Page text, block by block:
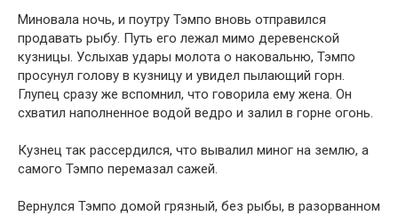
Миновала ночь, и поутру Тэмпо вновь отправился
продавать рыбу. Путь его лежал мимо деревенской
кузницы. Услыхав удары молота о наковальню, Тэмпо
просунул голову в кузницу и увидел пылающий горн.
Глупец сразу же вспомнил, что говорила ему жена. Он
схватил наполненное водой ведро и залил в горне огонь.
Кузнец так рассердился, что вывалил миног на землю, а
самого Тэмпо перемазал сажей.
Вернулся Тэмпо домой грязный, без рыбы, в разорванном